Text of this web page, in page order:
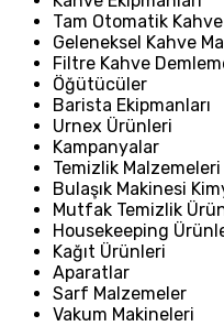
Tam Otomatik
Geleneksel Kahve
Filtre Kahve
Öğütücüler
Barista Ekipmanları
Urnex Ürünleri
Kampanyalar
Temizlik Malzemeleri
Bulaşık Makinesi
Mutfak Temizlik
Housekeeping
Kağıt Ürünleri
Aparatlar
Sarf Malzemeler
Vakum Makineleri